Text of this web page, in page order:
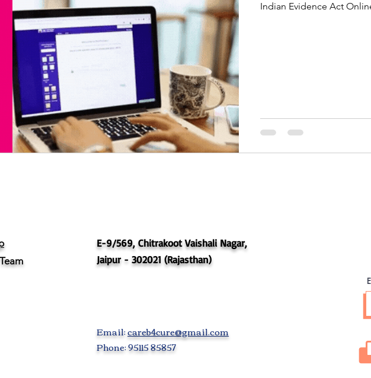
Indian Evidence Act
E-9/569, Chitrakoot Vaishali Nagar,
Jaipur - 302021 (Rajasthan)
Email:careb4cure@gmail.com
Phone: 95115 85857